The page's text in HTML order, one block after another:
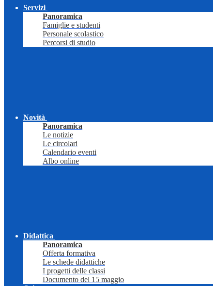
Servizi
Panoramica
Famiglie e studenti
Personale scolastico
Percorsi di studio
Novità
Panoramica
Le notizie
Le circolari
Calendario eventi
Albo online
Didattica
Panoramica
Offerta formativa
Le schede didattiche
I progetti delle classi
Documento del 15 maggio